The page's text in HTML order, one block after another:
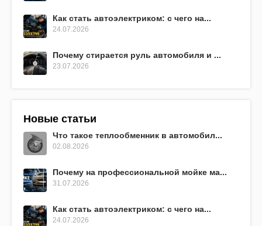
Как стать автоэлектриком: с чего на...
24.07.2026
Почему стирается руль автомобиля и ...
23.07.2026
Новые статьи
Что такое теплообменник в автомобил...
02.08.2026
Почему на профессиональной мойке ма...
31.07.2026
Как стать автоэлектриком: с чего на...
24.07.2026